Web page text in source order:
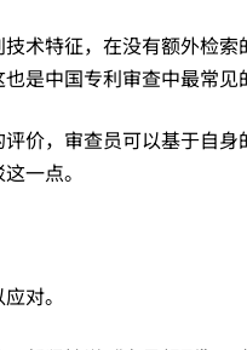
术特征，在没有额外检
中国专利审查中最常见
价，审查员可以基于自
一点。
对。